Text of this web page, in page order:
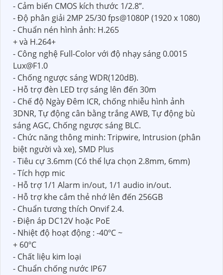
- Cảm biến CMOS kích thước 1/2.8”.
- Độ phân giải 2MP 25/30 fps@1080P (1920 x 1080)
- Chuẩn nén hình ảnh: H.265
+ và H.264+
- Công nghệ Full-Color với độ nhạy sáng 0.0015
Lux@F1.0
- Chống ngược sáng WDR(120dB).
- Hỗ trợ đèn LED trợ sáng lên đến 30m
- Chế độ Ngày Đêm ICR, chống nhiễu hình ảnh
3DNR, Tự động cân bằng trắng AWB, Tự động bù
sáng AGC, Chống ngược sáng BLC.
- Chức năng thông minh: Tripwire, Intrusion (phân
biệt người và xe), SMD Plus
- Tiêu cự 3.6mm (Có thể lựa chọn 2.8mm, 6mm)
- Tích hợp mic
- Hỗ trợ 1/1 Alarm in/out, 1/1 audio in/out.
- Hỗ trợ khe cắm thẻ nhớ lên đến 256GB
- Chuẩn tương thích Onvif 2.4.
- Điện áp DC12V hoặc PoE
- Nhiệt độ hoạt động : -40ºC ~
+ 60ºC
- Chất liệu kim loại
- Chuẩn chống nước IP67